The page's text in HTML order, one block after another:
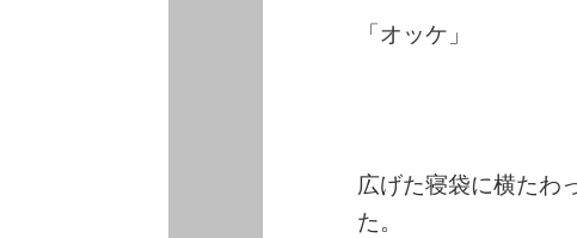
「オッケ」
広げた寝袋に横たわ
た。